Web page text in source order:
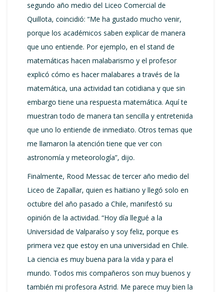
segundo año medio del Liceo Comercial de
Quillota, coincidió: “Me ha gustado mucho venir,
porque los académicos saben explicar de manera
que uno entiende. Por ejemplo, en el stand de
matemáticas hacen malabarismo y el profesor
explicó cómo es hacer malabares a través de la
matemática, una actividad tan cotidiana y que sin
embargo tiene una respuesta matemática. Aquí te
muestran todo de manera tan sencilla y entretenida
que uno lo entiende de inmediato. Otros temas que
me llamaron la atención tiene que ver con
astronomía y meteorología”, dijo.
Finalmente, Rood Messac de tercer año medio del
Liceo de Zapallar, quien es haitiano y llegó solo en
octubre del año pasado a Chile, manifestó su
opinión de la actividad. “Hoy día llegué a la
Universidad de Valparaíso y soy feliz, porque es
primera vez que estoy en una universidad en Chile.
La ciencia es muy buena para la vida y para el
mundo. Todos mis compañeros son muy buenos y
también mi profesora Astrid. Me parece muy bien la